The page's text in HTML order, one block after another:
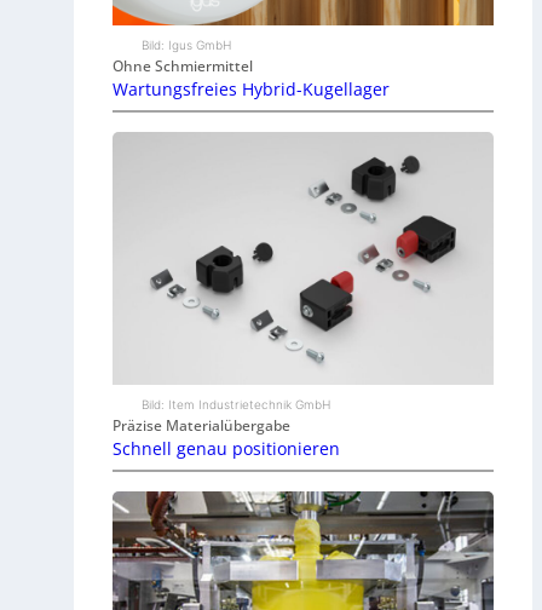
Bild: Igus GmbH
Ohne Schmiermittel
Wartungsfreies Hybrid-Kugellager
Bild: Item Industrietechnik GmbH
Präzise Materialübergabe
Schnell genau positionieren